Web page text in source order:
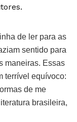
de ler para as
sentido para
maneiras. Essas
terrível equívoco:
de me
brasileira,